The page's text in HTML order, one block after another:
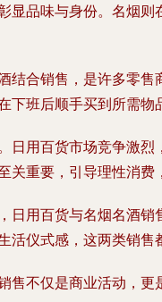
显品味与身份。名烟
结合销售，是许多零
下班后顺手买到所需物
日用百货市场竞争激
关重要，引导理性消费
日用百货与名烟名酒
活仪式感，这两类销售
售不仅是商业活动，